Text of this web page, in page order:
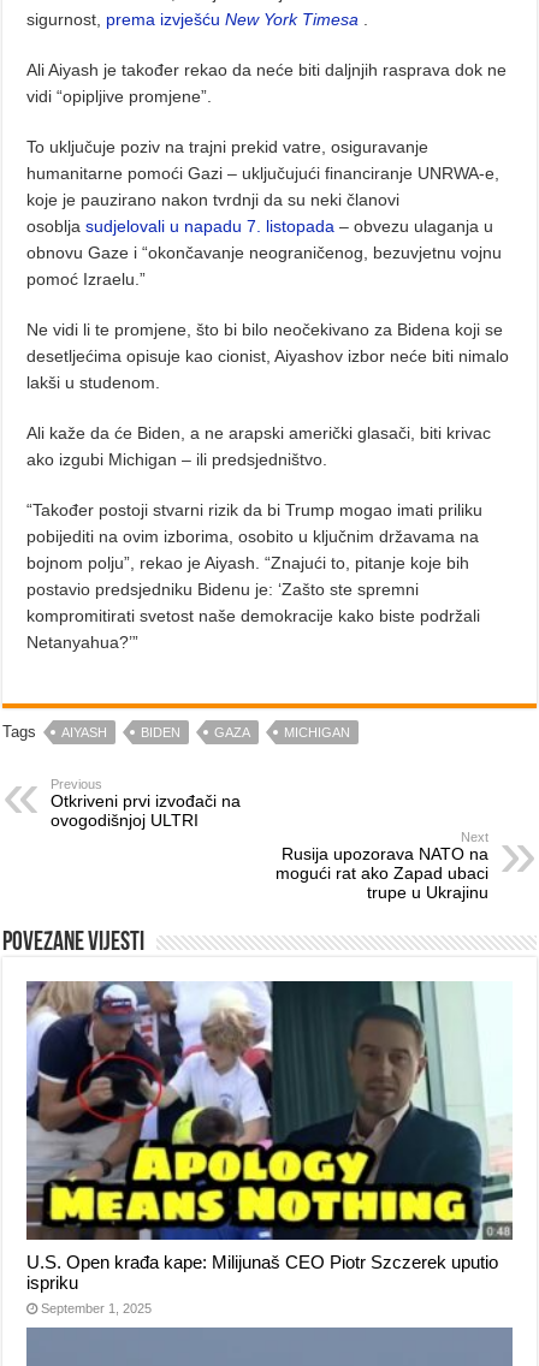
sigurnost, prema izvješćuNew York Timesa
Ali Aiyash je također rekao da neće biti daljnjih rasprava dok ne
vidi “opipljive promjene”.
To uključuje poziv na trajni prekid vatre, osiguravanje
humanitarne pomoći Gazi – uključujući financiranje UNRWA-e,
koje je pauzirano nakon tvrdnji da su neki članovi
osobljasudjelovali u napadu 7. listopada – obvezu ulaganja u
obnovu Gaze i “okončavanje neograničenog, bezuvjetnu vojnu
pomoć Izraelu.”
Ne vidi li te promjene, što bi bilo neočekivano za Bidena koji se
desetljećima opisuje kao cionist, Aiyashov izbor neće biti nimalo
lakši u studenom.
Ali kaže da će Biden, a ne arapski američki glasači, biti krivac
ako izgubi Michigan – ili predsjedništvo.
“Također postoji stvarni rizik da bi Trump mogao imati priliku
pobijediti na ovim izborima, osobito u ključnim državama na
bojnom polju”, rekao je Aiyash. “Znajući to, pitanje koje bih
postavio predsjedniku Bidenu je: ‘Zašto ste spremni
kompromitirati svetost naše demokracije kako biste podržali
Netanyahua?’”
Tags AIYASH BIDEN GAZA MICHIGAN
Previous
Otkriveni prvi izvođači na
ovogodišnjoj ULTRI
Next
Rusija upozorava NATO na
mogući rat ako Zapad ubaci
trupe u Ukrajinu
Povezane vijesti
U.S. Open krađa kape: Milijunaš CEO Piotr Szczerek uputio
ispriku
September 1, 2025